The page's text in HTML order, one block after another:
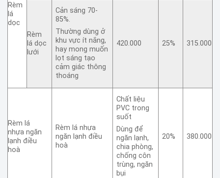
Rèm
lá
dọc
Rèm
lá dọc
lưới
Cản sáng 70-
85%.
Thường dùng ở
khu vực ít nắng,
hay mong muốn
lọt sáng tạo
cảm giác thông
thoáng
420.000 25% 315.000
Rèm lá
nhựa ngăn
lạnh điều
hoà
Rèm lá nhựa
ngăn lạnh điều
hoà
Chất liệu
PVC trong
suốt
Dùng để
ngăn lạnh,
chia phòng,
chống côn
trùng, ngăn
bụi
20% 380.000